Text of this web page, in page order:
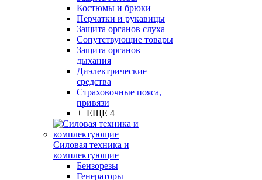
Костюмы и брюки
Перчатки и рукавицы
Защита органов слуха
Сопутствующие товары
Защита органов
дыхания
Диэлектрические
средства
Страховочные пояса,
привязи
+ ЕЩЕ 4
Силовая техника и
комплектующие
Бензорезы
Генераторы